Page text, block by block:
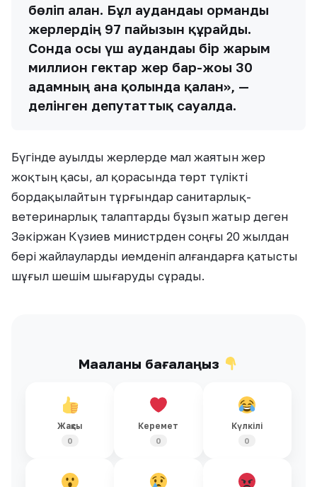
бөліп алған. Бұл аудандағы орманды
жерлердің 97 пайызын құрайды.
Сонда осы үш аудандағы бір жарым
миллион гектар жер бар-жоғы 30
адамның ғана қолында қалған», —
делінген депутаттық сауалда.
Бүгінде ауылды жерлерде мал жаятын жер
жоқтың қасы, ал қорасында төрт түлікті
бордақылайтын тұрғындар санитарлық-
ветеринарлық талаптарды бұзып жатыр деген
Зәкіржан Күзиев министрден соңғы 20 жылдан
бері жайлауларды иемденіп алғандарға қатысты
шұғыл шешім шығаруды сұрады.
Мақаланы бағалаңыз
Жақсы
0
Керемет
0
Күлкілі
0